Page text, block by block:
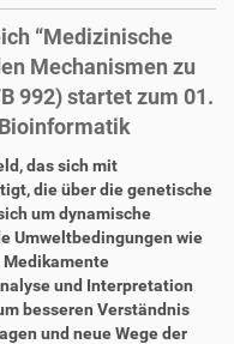
“Medizinische
Mechanismen zu
992) startet zum 01.
das sich mit
die über die genetische
um dynamische
Umweltbedingungen wie
Medikamente
und Interpretation
besseren Verständnis
und neue Wege der